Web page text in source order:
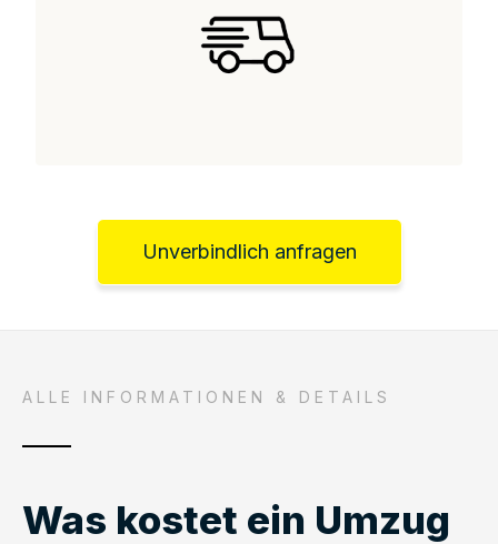
Unverbindlich anfragen
ALLE INFORMATIONEN & DETAILS
Was kostet ein Umzug